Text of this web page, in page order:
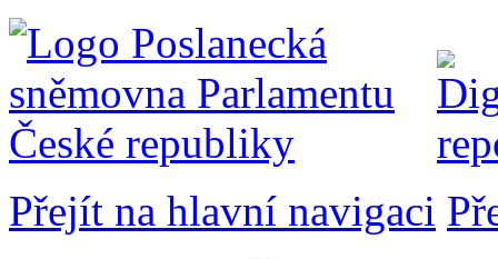
Přejít na hlavní navigaci